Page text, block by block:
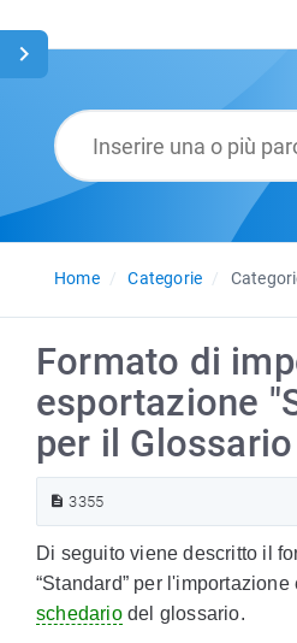
Glossario
Italiano
Home
Categorie
Formato di
esportazione
per il Glossario
3355
Di seguito viene descritto il
“Standard” per
schedariodel glossario.